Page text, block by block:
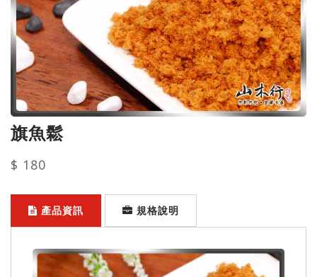
旗魚鬆
$ 180
產品資訊 規格說明